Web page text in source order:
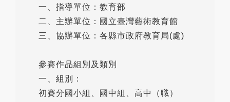
一、指導單位：教育部
二、主辦單位：國立臺灣藝術教育館
三、協辦單位：各縣市政府教育局(處)
參賽作品組別及類別
一、組別：
初賽分國小組、國中組、高中（職）